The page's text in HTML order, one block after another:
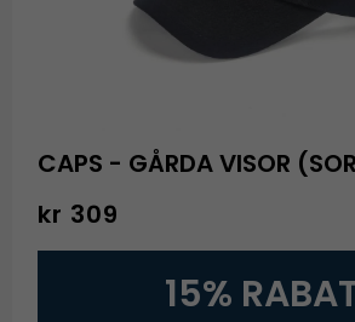
CAPS - GÅRDA VISOR
kr 309
15%